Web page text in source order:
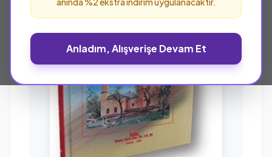
Anladım, Alışverişe Devam Et